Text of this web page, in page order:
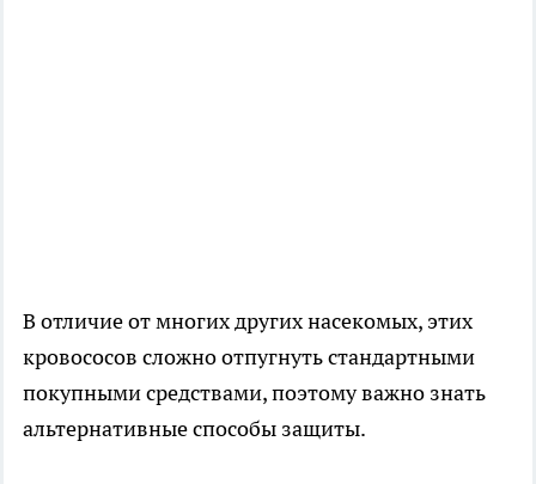
В отличие от многих других насекомых, этих
кровососов сложно отпугнуть стандартными
покупными средствами, поэтому важно знать
альтернативные способы защиты.